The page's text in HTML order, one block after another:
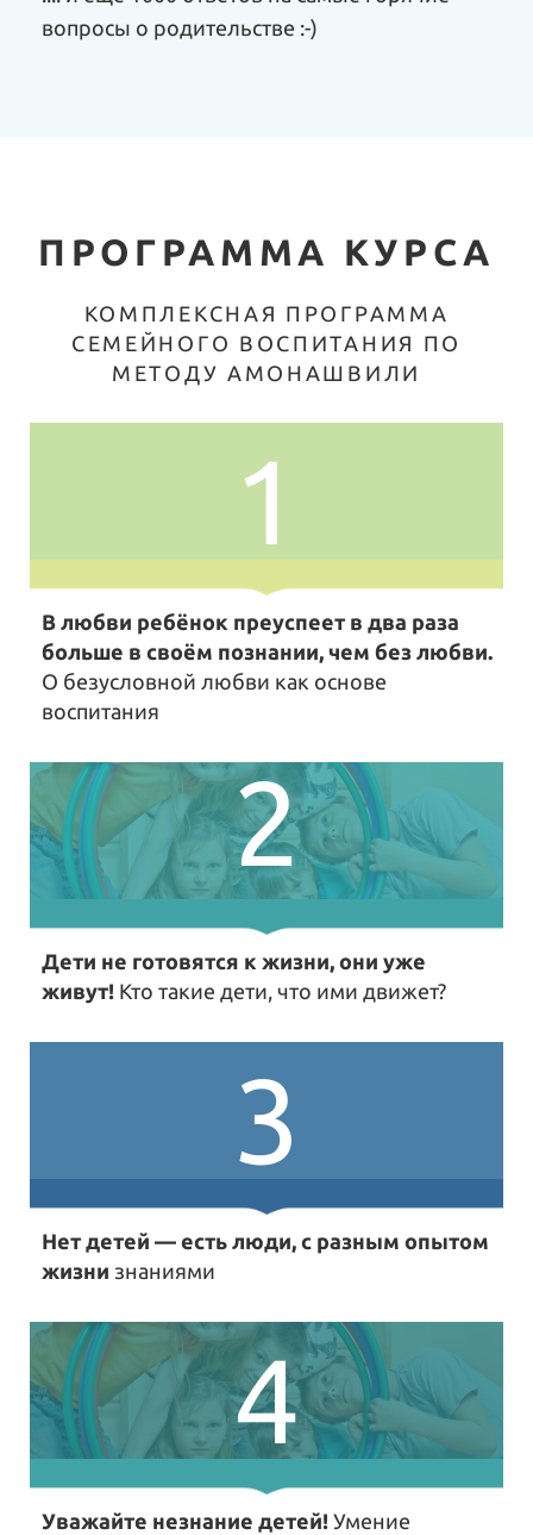
вопросы о родительстве :-)
ПРОГРАММА КУРСА
КОМПЛЕКСНАЯ ПРОГРАММА
СЕМЕЙНОГО ВОСПИТАНИЯ ПО
МЕТОДУ АМОНАШВИЛИ
1
В любви ребёнок преуспеет в два раза
больше в своём познании, чем без любви.
О безусловной любви как основе
воспитания
2
Дети не готовятся к жизни, они уже
живут! Кто такие дети, что ими движет?
3
Нет детей — есть люди, с разным опытом
жизни знаниями
4
Уважайте незнание детей! Умение